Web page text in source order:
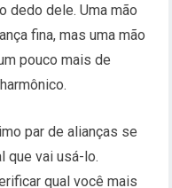
dedo dele. Uma mão
fina, mas uma mão
pouco mais de
par de alianças se
que vai usá-lo.
qual você mais